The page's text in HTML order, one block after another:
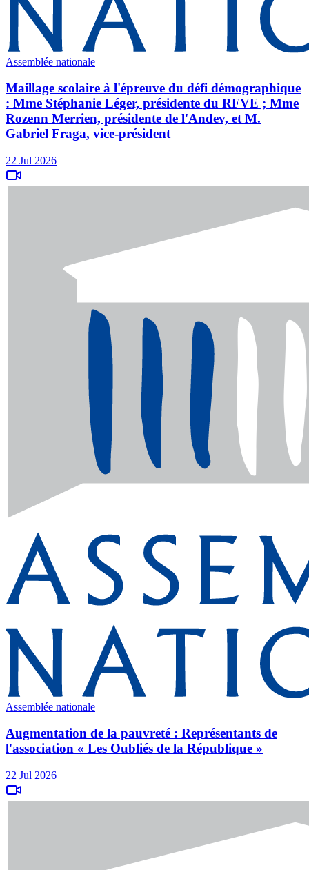
Assemblée nationale
Maillage scolaire à l'épreuve du défi démographique
: Mme Stéphanie Léger, présidente du RFVE ; Mme
Rozenn Merrien, présidente de l'Andev, et M.
Gabriel Fraga, vice-président
22 Jul 2026
Assemblée nationale
Augmentation de la pauvreté : Représentants de
l'association « Les Oubliés de la République »
22 Jul 2026